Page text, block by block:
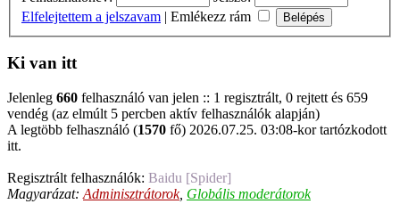
Elfelejtettem a jelszavam | Emlékezz rám
Ki van itt
Jelenleg 660 felhasználó van jelen :: 1 regisztrált, 0 rejtett és 659
vendég (az elmúlt 5 percben aktív felhasználók alapján)
A legtöbb felhasználó (1570 fő) 2026.07.25. 03:08-kor tartózkodott
itt.
Regisztrált felhasználók: Baidu [Spider]
Magyarázat: Adminisztrátorok, Globális moderátorok